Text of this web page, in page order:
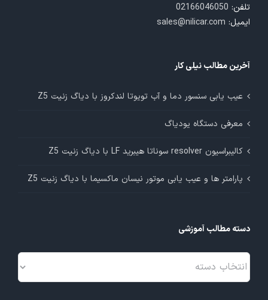
تلفن: 02166046050
ایمیل: sales@nilicar.com
آخرین مطالب نیلی کار
عیب یابی سنسور دما و آب تویوتا لندکروز با دیاگ زنیت Z5
معرفی دستگاه یودیاگ
کالیبراسیون resolver سوناتا هیبرید LF با دیاگ زنیت Z5
پارامتر ها و عیب یابی موتور نیسان ماکسیما با دیاگ زنیت Z5
دسته مطالب آموزشی
دسته